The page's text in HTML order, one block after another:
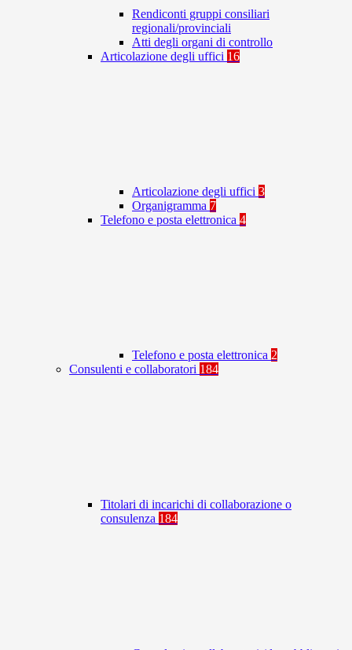
Rendiconti gruppi consiliari
regionali/provinciali
Atti degli organi di controllo
Articolazione degli uffici 16
Articolazione degli uffici 3
Organigramma 7
Telefono e posta elettronica 4
Telefono e posta elettronica 2
Consulenti e collaboratori 184
Titolari di incarichi di collaborazione o
consulenza 184